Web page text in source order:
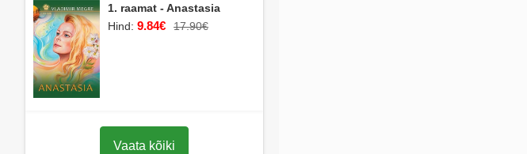
1. raamat - Anastasia
Hind: 9.84€ 17.90€
Vaata kõiki